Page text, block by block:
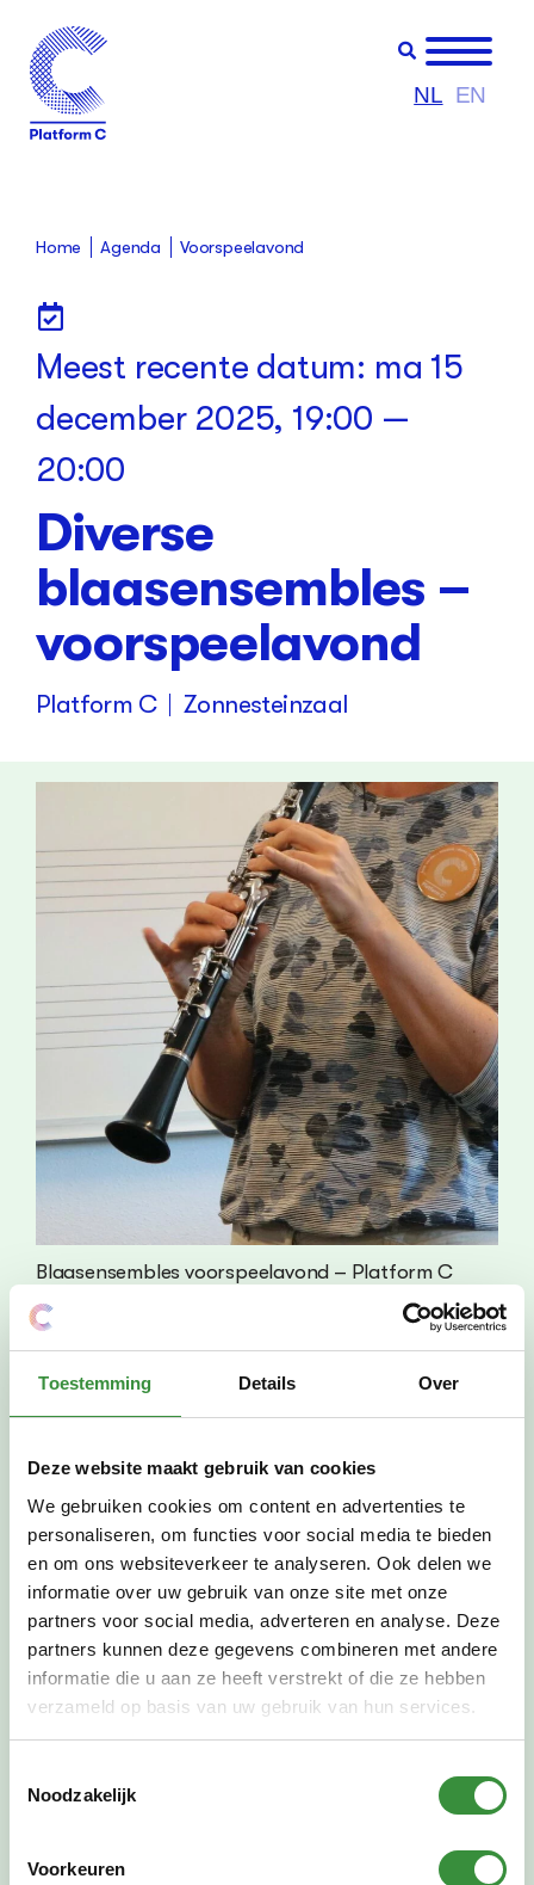
Toestemming Details Over
Deze website maakt gebruik van cookies
We gebruiken cookies om content en advertenties te
personaliseren, om functies voor social media te bieden
en om ons websiteverkeer te analyseren. Ook delen we
informatie over uw gebruik van onze site met onze
partners voor social media, adverteren en analyse. Deze
partners kunnen deze gegevens combineren met andere
informatie die u aan ze heeft verstrekt of die ze hebben
verzameld op basis van uw gebruik van hun services.
Noodzakelijk
Voorkeuren
NL EN
Home Agenda Voorspeelavond
Meest recente datum: ma 15
december 2025, 19:00 —
20:00
Diverse
blaasensembles –
voorspeelavond
Platform C Zonnesteinzaal
ma 15 dec 2025, 19:00—20:00
Waar
Platform C
Stadsplein 99
Amstelveen
Zonnesteinzaal
Blaasensembles voorspeelavond – Platform C
onder leiding van Irma Bouwmeester.
Voorstelling theaterleerlingen: So Close, and Yet So Far